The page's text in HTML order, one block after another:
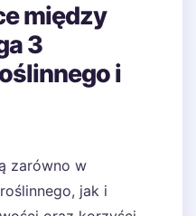
między
3
i
zarówno w
jak i